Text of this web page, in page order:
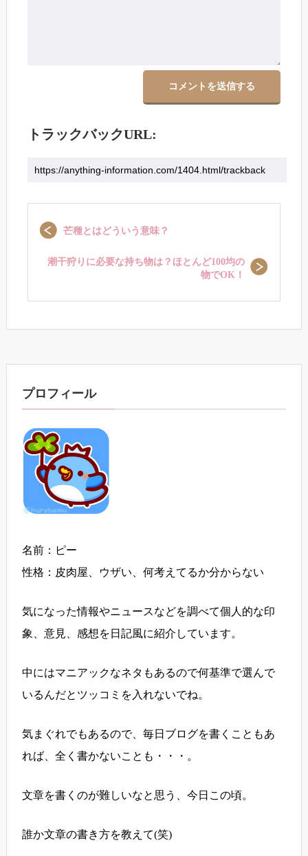
トラックバックURL:
芒種とはどういう意味？
潮干狩りに必要な持ち物は？ほとんど100均の
物でOK！
プロフィール
名前：ピー
性格：皮肉屋、ウザい、何考えてるか分からない
気になった情報やニュースなどを調べて個人的な印
象、意見、感想を日記風に紹介しています。
中にはマニアックなネタもあるので何基準で選んで
いるんだとツッコミを入れないでね。
気まぐれでもあるので、毎日ブログを書くこともあ
れば、全く書かないことも・・・。
文章を書くのが難しいなと思う、今日この頃。
誰か文章の書き方を教えて(笑)